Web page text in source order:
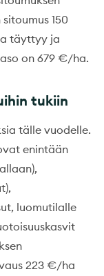
150
täyttyy ja
on 679 €/ha.
tukiin
tälle vuodelle.
enintään
luomutilalle
223 €/ha